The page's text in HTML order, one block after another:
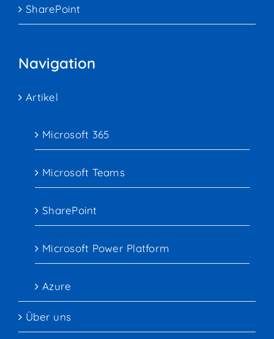
SharePoint
Navigation
Artikel
Microsoft 365
Microsoft Teams
SharePoint
Microsoft Power Platform
Azure
Über uns